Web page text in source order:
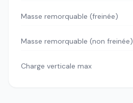
Masse remorquable (freinée)
Masse remorquable (non freinée)
Charge verticale max